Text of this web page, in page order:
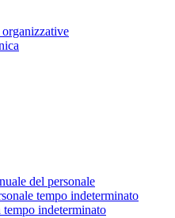
del personale
tempo indeterminato
tempo indeterminato